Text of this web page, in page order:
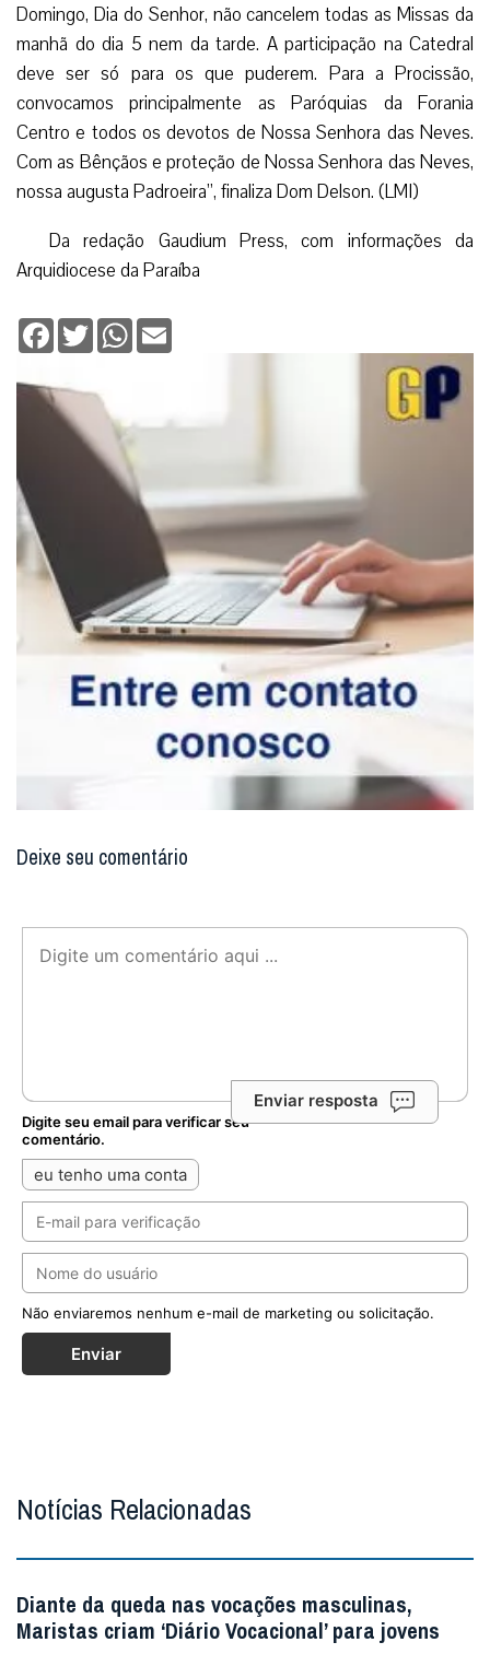
Domingo, Dia do Senhor, não cancelem todas as Missas da
manhã do dia 5 nem da tarde. A participação na Catedral
deve ser só para os que puderem. Para a Procissão,
convocamos principalmente as Paróquias da Forania
Centro e todos os devotos de Nossa Senhora das Neves.
Com as Bênçãos e proteção de Nossa Senhora das Neves,
nossa augusta Padroeira”, finaliza Dom Delson. (LMI)
Da redação Gaudium Press, com informações da
Arquidiocese da Paraíba
Facebook
TwitterWhatsApp
Deixe seu comentário
Enviar resposta
Digite seu email para verificar seu
comentário.
eu tenho uma conta
Não enviaremos nenhum e-mail de marketing ou solicitação.
Enviar
Notícias Relacionadas
Diante da queda nas vocações masculinas,
Maristas criam ‘Diário Vocacional’ para jovens